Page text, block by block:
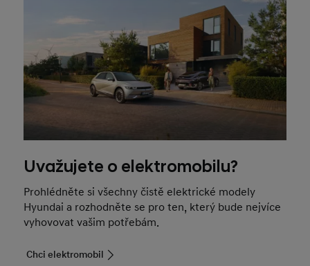
Uvažujete o elektromobilu?
Prohlédněte si všechny čistě elektrické modely
Hyundai a rozhodněte se pro ten, který bude nejvíce
vyhovovat vašim potřebám.
Chci elektromobil